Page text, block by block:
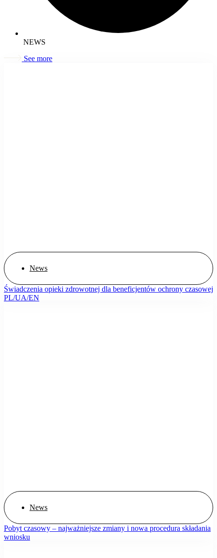
NEWS
See more
News
Świadczenia opieki zdrowotnej dla beneficjentów ochrony czasowej
PL/UA/EN
News
Pobyt czasowy – najważniejsze zmiany i nowa procedura składania
wniosku